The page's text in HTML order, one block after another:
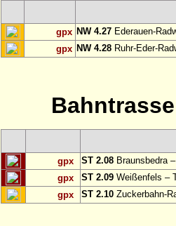
gpx NW 4.27 Ederauen-
gpx NW 4.28 Ruhr-Eder-
gpx ST 2.08 Braunsbedra
gpx
ST 2.09 Weißenfels –
gpx
ST 2.10 Zuckerbahn-